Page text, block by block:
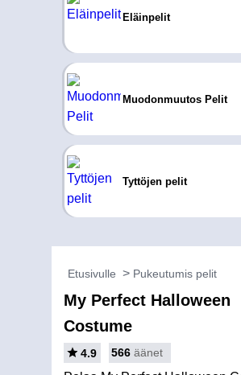
Eläinpelit
Muodonmuutos Pelit
Tyttöjen pelit
Etusivulle Pukeutumis pelit
My Perfect Halloween
Costume
4.9 566 äänet